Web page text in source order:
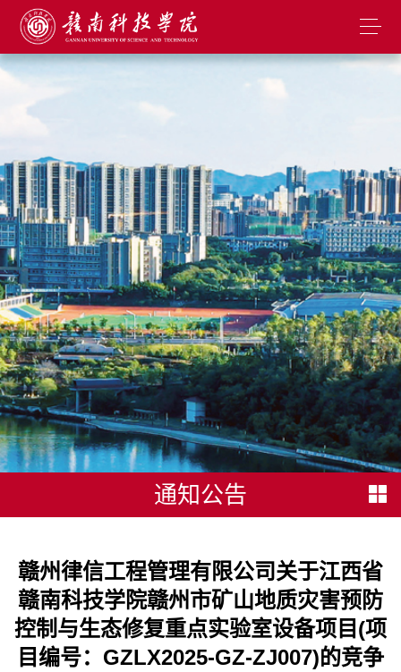
通知公告
赣州律信工程管理有限公司关于江西省
赣南科技学院赣州市矿山地质灾害预防
控制与生态修复重点实验室设备项目(项
目编号：GZLX2025-GZ-ZJ007)的竞争